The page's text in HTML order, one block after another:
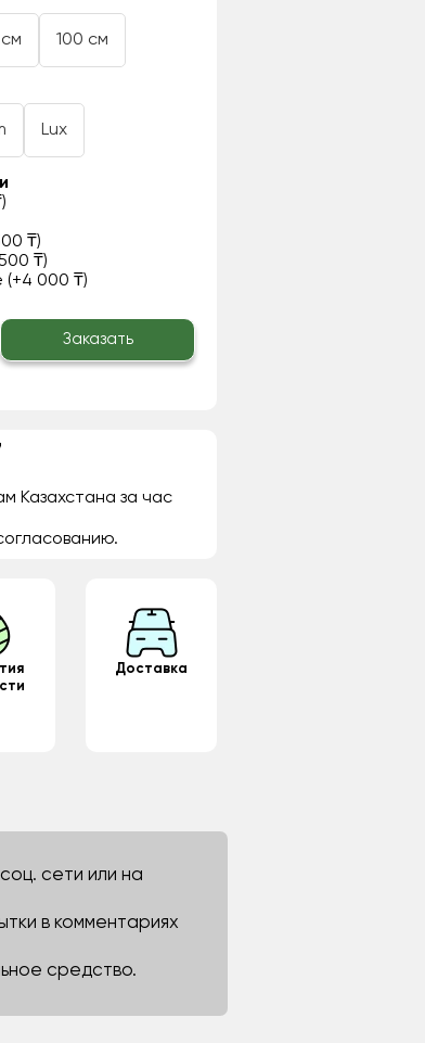
100 см
Lux
₸)
₸)
000 ₸)
Заказать
Казахстана за час
Доставка
сети или на
в комментариях
средство.